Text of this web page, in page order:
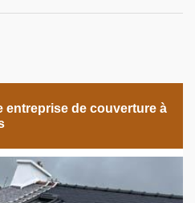
entreprise de couverture à